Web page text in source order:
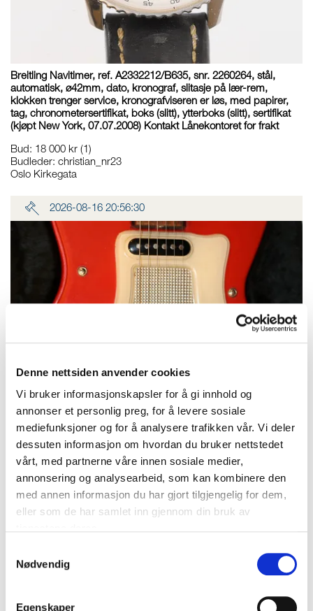
Denne nettsiden anvender cookies
Vi bruker informasjonskapsler for å gi innhold og
annonser et personlig preg, for å levere sosiale
mediefunksjoner og for å analysere trafikken vår. Vi deler
dessuten informasjon om hvordan du bruker nettstedet
vårt, med partnerne våre innen sosiale medier,
annonsering og analysearbeid, som kan kombinere den
med annen informasjon du har gjort tilgjengelig for dem,
eller som de har samlet inn gjennom din bruk av
Nødvendig
Egenskaper
Breitling Navitimer, ref. A2332212/B635, snr. 2260264, stål,
automatisk, ø42mm, dato, kronograf, slitasje på lær-rem,
klokken trenger service, kronografviseren er løs, med papirer,
tag, chronometersertifikat, boks (slitt), ytterboks (slitt), sertifikat
(kjøpt New York, 07.07.2008) Kontakt Lånekontoret for frakt
Bud: 18 000 kr (1)
Budleder: christian_nr23
Oslo Kirkegata
2026-08-16 20:56:30
22 bånd, 2 x Hagström single-coil, originalt Hagström Tremar
vibratosystem, ca 2.9kg, tverrgående alderssprekk/rynke i akryl
og vinyl, med Peavey hardcase Vekt: 0 g Kontakt Lånekontoret